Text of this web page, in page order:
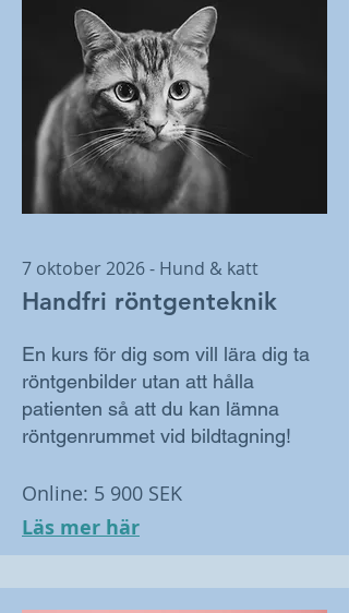
7 oktober 2026 - Hund & katt
Handfri röntgenteknik
En kurs för dig som vill lära dig ta
röntgenbilder utan att hålla
patienten så att du kan lämna
röntgenrummet vid bildtagning!
Online: 5 900 SEK
Läs mer här